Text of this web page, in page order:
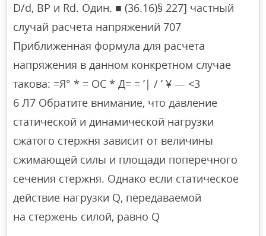
D/d, BP и Rd. Один. ■ (36.16)§ 227] частный
случай расчета напряжений 707
Приближенная формула для расчета
напряжения в данном конкретном случае
такова: =Я° * = ОС * Д= = ’| / ’ ¥ — <3
6 Л7 Обратите внимание, что давление
статической и динамической нагрузки
сжатого стержня зависит от величины
сжимающей силы и площади поперечного
сечения стержня. Однако если статическое
действие нагрузки Q, передаваемой
на стержень силой, равно Q